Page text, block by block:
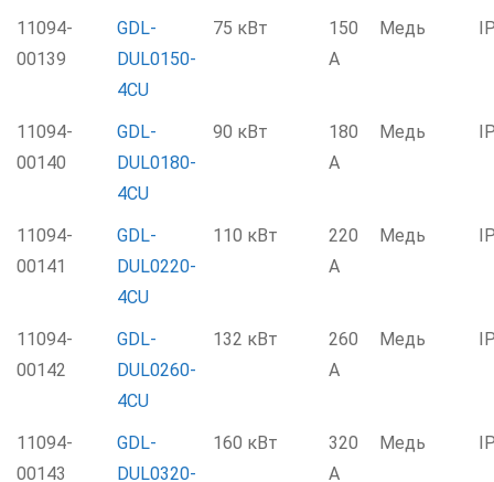
11094-
00139
GDL-
DUL0150-
4CU
75 кВт
150
А
Медь
11094-
00140
GDL-
DUL0180-
4CU
90 кВт
180
А
Медь
11094-
00141
GDL-
DUL0220-
4CU
110 кВт
220
А
Медь
11094-
00142
GDL-
DUL0260-
4CU
132 кВт
260
А
Медь
11094-
00143
GDL-
DUL0320-
160 кВт
320
А
Медь